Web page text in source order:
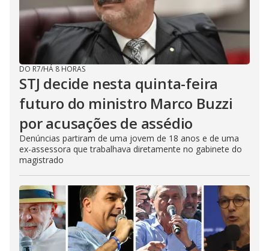
DO R7/HÁ 8 HORAS
STJ decide nesta quinta-feira
futuro do ministro Marco Buzzi
por acusações de assédio
Denúncias partiram de uma jovem de 18 anos e de uma
ex-assessora que trabalhava diretamente no gabinete do
magistrado